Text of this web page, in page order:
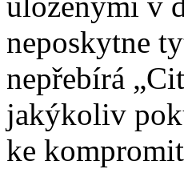
neposkytne
nepřebírá
jakýkoliv
ke